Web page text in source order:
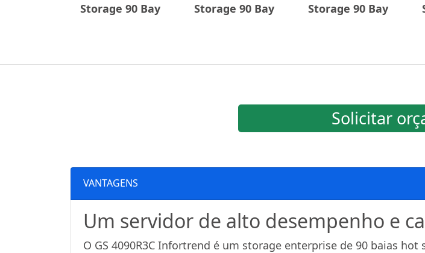
Storage 90 Bay
Storage 90 Bay
Storage 90 Bay
Solicitar
VANTAGENS
Um servidor de alto desempenho e
O GS 4090R3C Infortrend é um storage enterprise de 90 baias hot